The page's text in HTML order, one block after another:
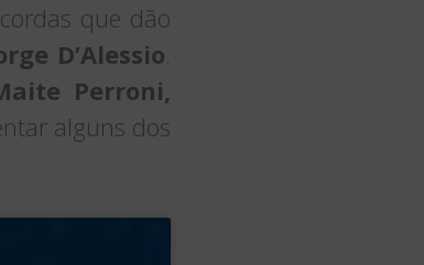
que dão
D’Alessio.
Perroni,
alguns dos